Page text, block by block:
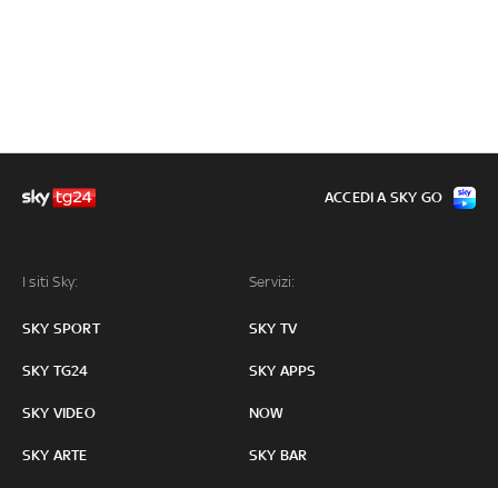
I siti Sky:
SKY SPORT
SKY TG24
SKY VIDEO
SKY ARTE
Servizi:
SKY TV
SKY APPS
NOW
SKY BAR
ACCEDI A SKY GO